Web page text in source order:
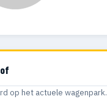
op het actuele wagenpark.